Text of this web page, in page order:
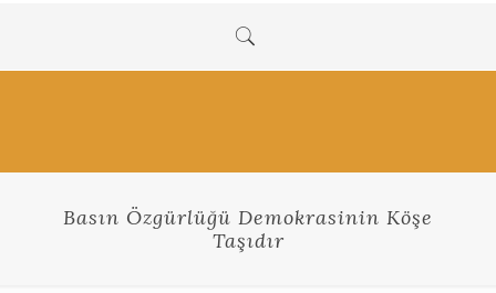
Basın Özgürlüğü Demokrasinin Köşe
Taşıdır